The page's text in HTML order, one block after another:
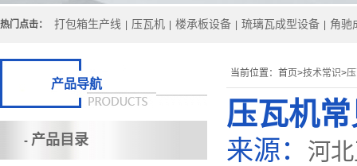
热门点击： 打包箱生产线 压瓦机 楼承板设备 琉璃瓦成型设备 角驰
当前位置： 首页>技术常识>
压瓦机
来源： 河
产品导航
- 产品目录